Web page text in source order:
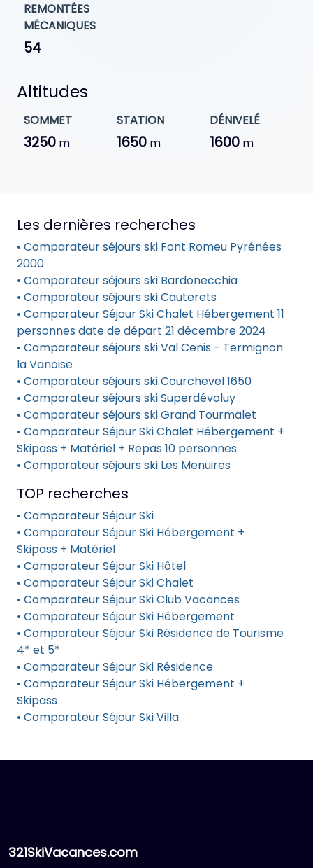
REMONTÉES
MÉCANIQUES
54
Altitudes
SOMMET
3250 m
STATION
1650 m
DÉNIVELÉ
1600m
Les dernières recherches
• Comparateur séjours ski Font Romeu Pyrénées
2000
• Comparateur séjours ski Bardonecchia
• Comparateur séjours ski Cauterets
• Comparateur Séjour Ski Chalet Hébergement 11
personnes date de départ 21 décembre 2024
• Comparateur séjours ski Val Cenis - Termignon
la Vanoise
• Comparateur séjours ski Courchevel 1650
• Comparateur séjours ski Superdévoluy
• Comparateur séjours ski Grand Tourmalet
• Comparateur Séjour Ski Chalet Hébergement +
Skipass + Matériel + Repas 10 personnes
• Comparateur séjours ski Les Menuires
TOP recherches
• Comparateur Séjour Ski
• Comparateur Séjour Ski Hébergement +
Skipass + Matériel
• Comparateur Séjour Ski Hôtel
• Comparateur Séjour Ski Chalet
• Comparateur Séjour Ski Club Vacances
• Comparateur Séjour Ski Hébergement
• Comparateur Séjour Ski Résidence de Tourisme
4* et 5*
• Comparateur Séjour Ski Résidence
• Comparateur Séjour Ski Hébergement +
Skipass
• Comparateur Séjour Ski Villa
321SkiVacances.com